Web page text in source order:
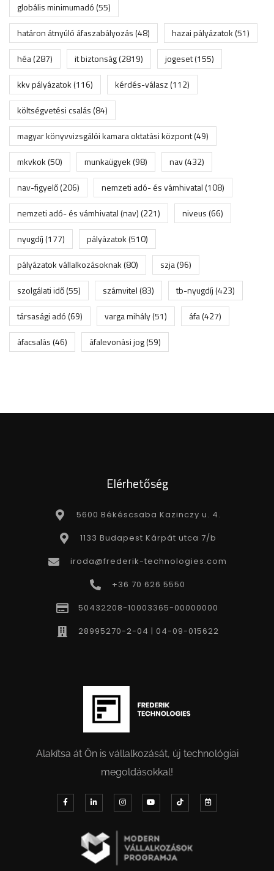
globális minimumadó(55)
határon átnyúló áfaszabályozás(48) hazai pályázatok(51)
héa(287) it biztonság(2819) jogeset(155)
kkv pályázatok(116) kérdés-válasz(112)
költségvetési csalás(84)
magyar könyvvizsgálói kamara oktatási központ(49)
mkvkok(50) munkaügyek(98) nav(432)
nav-figyelő(206) nemzeti adó- és vámhivatal(108)
nemzeti adó- és vámhivatal (nav)(221) niveus(66)
nyugdíj(177) pályázatok(510)
pályázatok vállalkozásoknak(80) szja(96)
szolgálati idő(55) számvitel(83) tb-nyugdíj(423)
társasági adó(69) varga mihály(51) áfa(427)
áfacsalás(46) áfalevonási jog(59)
Elérhetőség
5600 Békéscsaba Kazinczy u. 4.
1133 Budapest Kárpát utca 7/b
iroda@frederik-technologies.com
+36 70 626 5550
50432208-10003365-00000000
28995270-2-04 | 04-09-015622
Alakítsa át Ön is vállalkozását, új technológiai
megoldásokkal!